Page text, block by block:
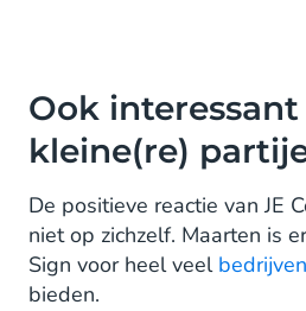
Ook
kleine(re)
De positieve reactie van JE
niet op zichzelf. Maarten is
Sign voor heel veel bedrijven
bieden.